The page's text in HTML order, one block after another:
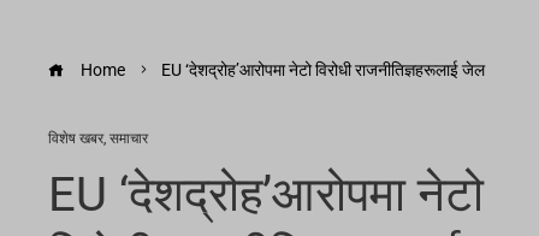
Home EU ‘देशद्रोह’आरोपमा नेटो विरोधी राजनीतिज्ञहरूलाई जेल
विशेष खबर, समाचार
EU ‘देशद्रोह’आरोपमा नेटो